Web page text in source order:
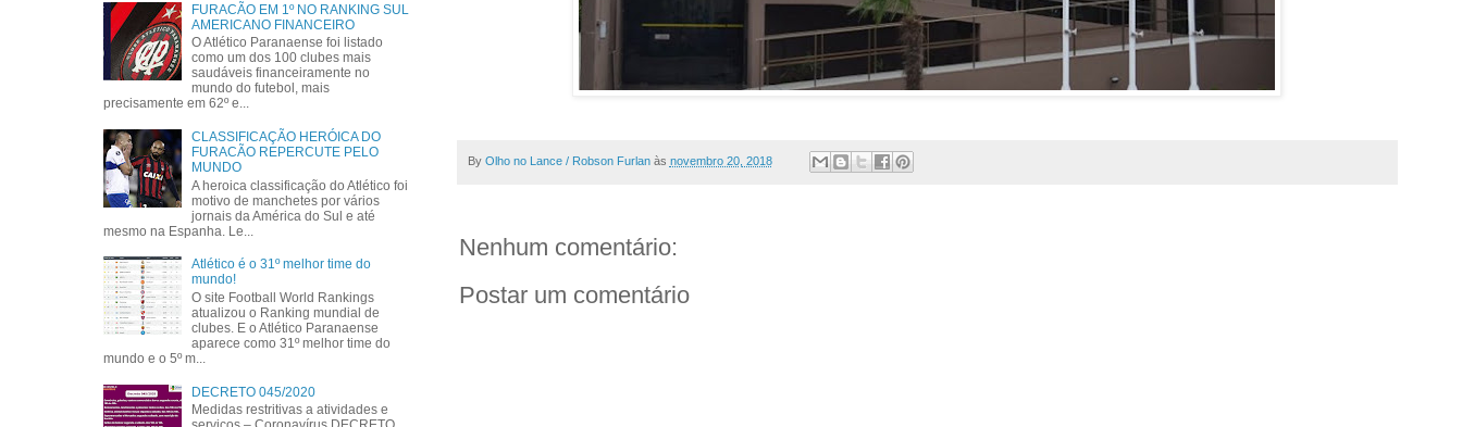
By Olho no Lance / Robson Furlan às novembro 20, 2018
Nenhum comentário:
Postar um comentário
FURACÃO EM 1º NO RANKING SUL
AMERICANO FINANCEIRO
O Atlético Paranaense foi listado
como um dos 100 clubes mais
saudáveis financeiramente no
mundo do futebol, mais
precisamente em 62º e...
CLASSIFICAÇÃO HERÓICA DO
FURACÃO REPERCUTE PELO
MUNDO
A heroica classificação do Atlético foi
motivo de manchetes por vários
jornais da América do Sul e até
mesmo na Espanha. Le...
Atlético é o 31º melhor time do
mundo!
O site Football World Rankings
atualizou o Ranking mundial de
clubes. E o Atlético Paranaense
aparece como 31º melhor time do
mundo e o 5º m...
DECRETO 045/2020
Medidas restritivas a atividades e